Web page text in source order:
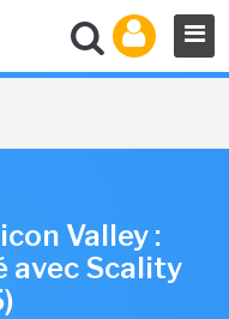
Valley :
avec Scality